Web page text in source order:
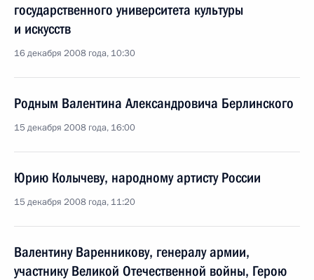
государственного университета культуры
и искусств
16 декабря 2008 года, 10:30
Родным Валентина Александровича Берлинского
15 декабря 2008 года, 16:00
Юрию Колычеву, народному артисту России
15 декабря 2008 года, 11:20
Валентину Варенникову, генералу армии,
участнику Великой Отечественной войны, Герою